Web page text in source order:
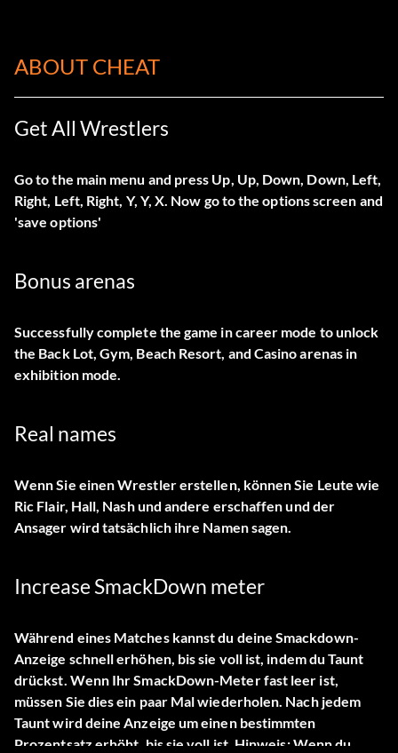
ABOUT CHEAT
Get All Wrestlers
Go to the main menu and press Up, Up, Down, Down, Left,
Right, Left, Right, Y, Y, X. Now go to the options screen and
'save options'
Bonus arenas
Successfully complete the game in career mode to unlock
the Back Lot, Gym, Beach Resort, and Casino arenas in
exhibition mode.
Real names
Wenn Sie einen Wrestler erstellen, können Sie Leute wie
Ric Flair, Hall, Nash und andere erschaffen und der
Ansager wird tatsächlich ihre Namen sagen.
Increase SmackDown meter
Während eines Matches kannst du deine Smackdown-
Anzeige schnell erhöhen, bis sie voll ist, indem du Taunt
drückst. Wenn Ihr SmackDown-Meter fast leer ist,
müssen Sie dies ein paar Mal wiederholen. Nach jedem
Taunt wird deine Anzeige um einen bestimmten
Prozentsatz erhöht, bis sie voll ist. Hinweis: Wenn du